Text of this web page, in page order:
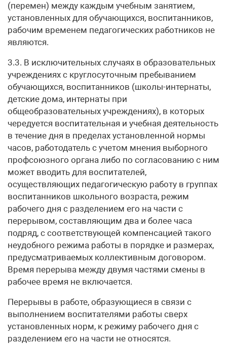
(перемен) между каждым учебным занятием,
установленных для обучающихся, воспитанников,
рабочим временем педагогических работников не
являются.
3.3. В исключительных случаях в образовательных
учреждениях с круглосуточным пребыванием
обучающихся, воспитанников (школы-интернаты,
детские дома, интернаты при
общеобразовательных учреждениях), в которых
чередуется воспитательная и учебная деятельность
в течение дня в пределах установленной нормы
часов, работодатель с учетом мнения выборного
профсоюзного органа либо по согласованию с ним
может вводить для воспитателей,
осуществляющих педагогическую работу в группах
воспитанников школьного возраста, режим
рабочего дня с разделением его на части с
перерывом, составляющим два и более часа
подряд, с соответствующей компенсацией такого
неудобного режима работы в порядке и размерах,
предусматриваемых коллективным договором.
Время перерыва между двумя частями смены в
рабочее время не включается.
Перерывы в работе, образующиеся в связи с
выполнением воспитателями работы сверх
установленных норм, к режиму рабочего дня с
разделением его на части не относятся.